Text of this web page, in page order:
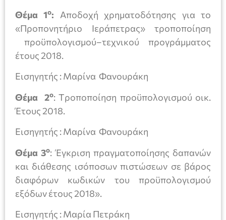
Θέμα 1ο: Αποδοχή χρηματοδότησης για το
«Προπονητήριο Ιεράπετρας» τροποποίηση
προϋπολογισμού–τεχνικού προγράμματος
έτους 2018.
Εισηγητής : Μαρίνα Φανουράκη
Θέμα 2ο: Tροποποίηση προϋπολογισμού οικ.
Έτους 2018.
Εισηγητής : Μαρίνα Φανουράκη
Θέμα 3ο: Έγκριση πραγματοποίησης δαπανών
και διάθεσης ισόποσων πιστώσεων σε βάρος
διαφόρων κωδικών του προϋπολογισμού
εξόδων έτους 2018».
Εισηγητής : Μαρία Πετράκη